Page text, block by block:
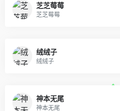
芝芝莓莓
芝芝莓莓
绒绒子
绒绒子
神本无尾
神本无尾